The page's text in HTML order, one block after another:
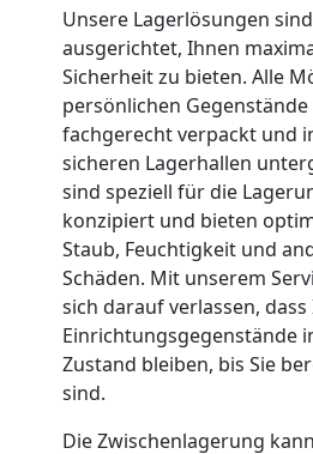
Unsere Lagerlösungen
ausgerichtet, Ihnen
Sicherheit zu bieten. Alle
persönlichen
fachgerecht verpackt und
sicheren Lagerhallen
sind speziell für die
konzipiert und bieten
Staub, Feuchtigkeit und
Schäden. Mit unserem
sich darauf verlassen,
Einrichtungsgegenstände
Zustand bleiben, bis Sie
sind.
Die Zwischenlagerung
Umzug
Nationaler
Umzug